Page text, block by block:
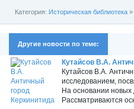
Категория: Историческая библиотека »
Другие новости по теме:
Кутайсов В.А.
Кутайсов В.А.
исследованием,
На основании новых
Рассматриваются